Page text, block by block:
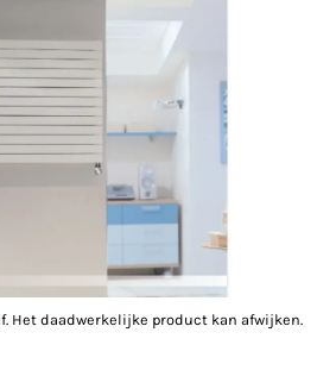
Het daadwerkelijke product kan afwijken.